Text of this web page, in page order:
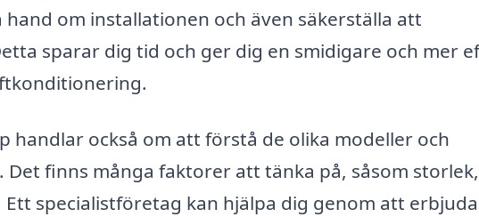
om installationen och även säkerställa att
sparar dig tid och ger dig en smidigare och mer
också om att förstå de olika modeller och
finns många faktorer att tänka på, såsom storlek,
specialistföretag kan hjälpa dig genom att